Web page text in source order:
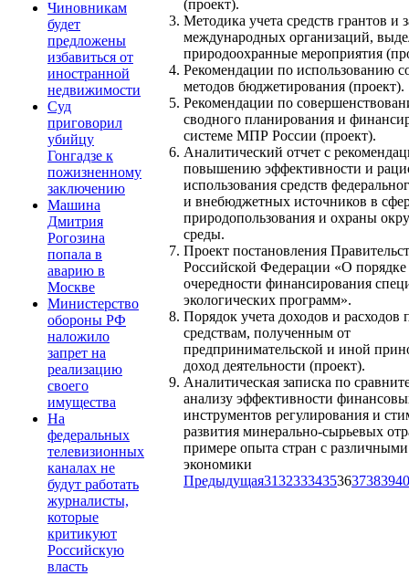
Чиновникам
будет
предложены
избавиться от
иностранной
недвижимости
Суд
приговорил
убийцу
Гонгадзе к
пожизненному
заключению
Машина
Дмитрия
Рогозина
попала в
аварию в
Москве
Министерство
обороны РФ
наложило
запрет на
реализацию
своего
имущества
На
федеральных
телевизионных
каналах не
будут работать
журналисты,
которые
критикуют
Российскую
власть
(проект).
Методика учета средств грантов и
международных организаций,
природоохранные мероприятия
Рекомендации по использованию
методов бюджетирования (проект).
Рекомендации по
сводного планирования и
системе МПР России (проект).
Аналитический отчет с
повышению эффективности и
использования средств
и внебюджетных источников в
природопользования и охраны
среды.
Проект постановления
Российской Федерации «О
очередности финансирования
экологических программ».
Порядок учета доходов и расходов
средствам, полученным от
предпринимательской и иной
доход деятельности (проект).
Аналитическая записка по
анализу эффективности
инструментов регулирования и
развития минерально-сырьевых
примере опыта стран с
экономики
Предыдущая31323334353637383940